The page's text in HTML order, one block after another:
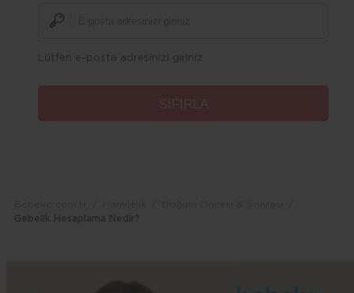
Lütfen e-posta adresinizi giriniz